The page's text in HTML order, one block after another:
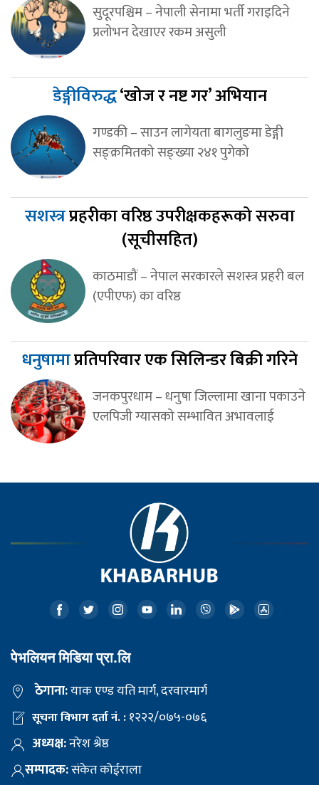
सुदूरपश्चिम – नेपाली सेनामा भर्ती गराइदिने
प्रलोभन देखाएर रकम असुली
डेङ्गीविरुद्ध‘खोज र नष्ट गर’ अभियान
गण्डकी – साउन लागेयता बागलुङमा डेङ्गी
सङ्क्रमितको सङ्ख्या २४१ पुगेको
सशस्त्रप्रहरीका वरिष्ठ उपरीक्षकहरूको सरुवा
(सूचीसहित)
काठमाडौं – नेपाल सरकारले सशस्त्र प्रहरी बल
(एपीएफ) का वरिष्ठ
धनुषामाप्रतिपरिवार एक सिलिन्डर बिक्री गरिने
जनकपुरधाम – धनुषा जिल्लामा खाना पकाउने
एलपिजी ग्यासको सम्भावित अभावलाई
पेभलियन मिडिया प्रा.लि
ठेगाना:याक एण्ड यति मार्ग, दरवारमार्ग
सूचना विभाग दर्ता नं. :१२२२/०७५-०७६
अध्यक्ष:नरेश श्रेष्ठ
सम्पादक:संकेत कोईराला